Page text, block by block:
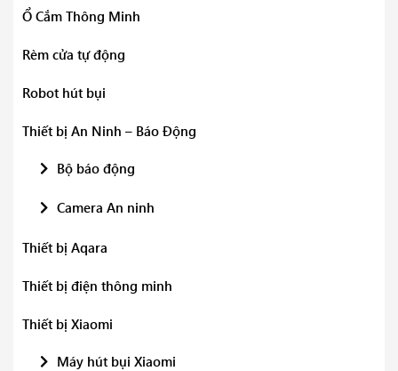
Ổ Cắm Thông Minh
Rèm cửa tự động
Robot hút bụi
Thiết bị An Ninh – Báo Động
Bộ báo động
Camera An ninh
Thiết bị Aqara
Thiết bị điện thông minh
Thiết bị Xiaomi
Máy hút bụi Xiaomi